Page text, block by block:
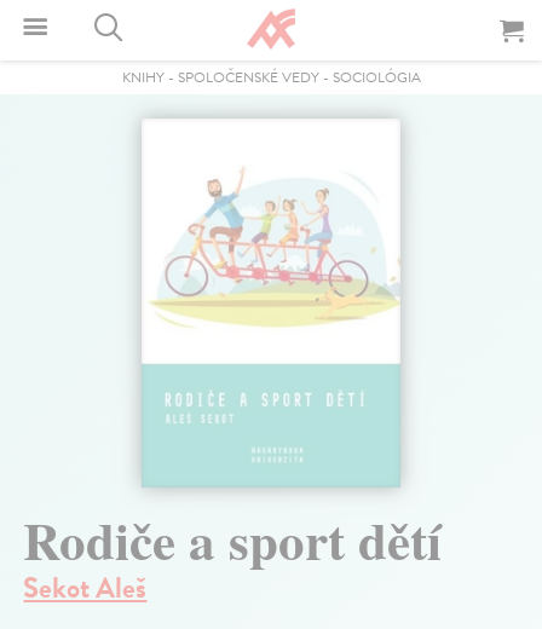
KNIHY- SPOLOČENSKÉ VEDY- SOCIOLÓGIA
Rodiče a sport dětí
Sekot Aleš